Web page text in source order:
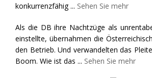
konkurrenzfähig ... Sehen Sie mehr
Als die DB ihre Nachtzüge als
einstellte, übernahmen die
den Betrieb. Und verwandelten das
Boom. Wie ist das ... Sehen Sie mehr